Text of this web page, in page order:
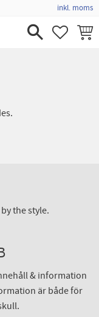
inkl. moms
the style.
& information
är både för